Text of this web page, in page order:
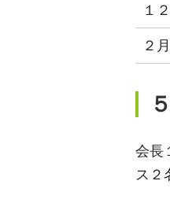
１
２月
会長
ス２